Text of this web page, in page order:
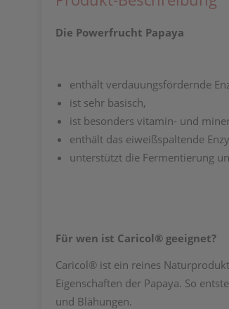
Die Powerfrucht Papaya
enthält verdauungsfördernde
ist sehr basisch,
ist besonders vitamin- und
enthält das eiweißspaltende
unterstützt die Fermentierung
Für wen ist Caricol® geeignet?
Caricol® ist ein reines
Eigenschaften der Papaya. So
und Blähungen.